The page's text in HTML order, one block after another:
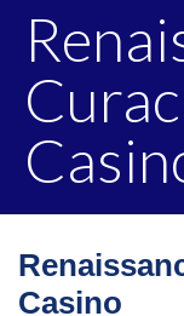
Casino